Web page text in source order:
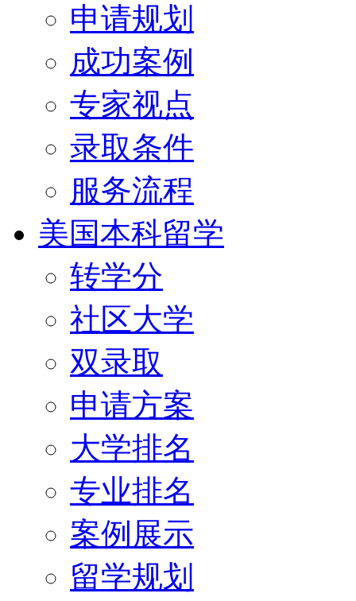
申请规划
成功案例
专家视点
录取条件
服务流程
美国本科留学
转学分
社区大学
双录取
申请方案
大学排名
专业排名
案例展示
留学规划